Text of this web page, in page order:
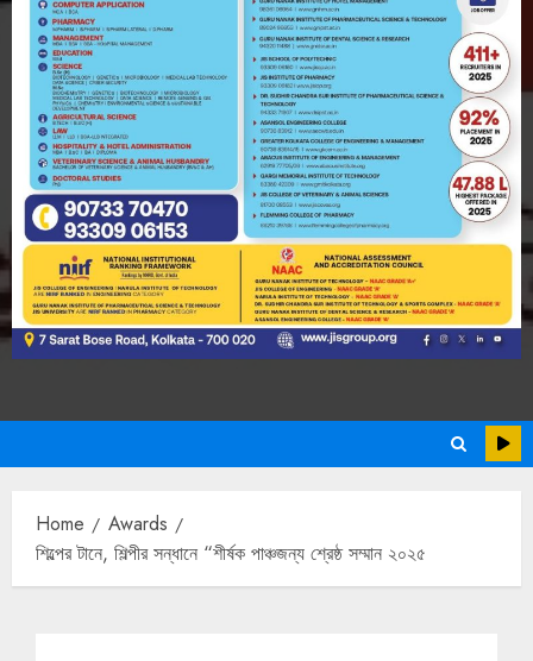
Home
Awards
শিল্পের টানে, শিল্পীর সন্ধানে “শীর্ষক পাঞ্চজন্য শ্রেষ্ঠ সম্মান ২০২৫